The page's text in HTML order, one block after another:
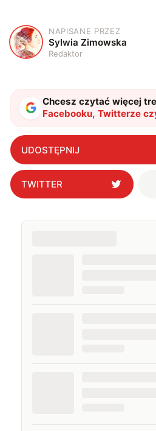
S
NAPISANE PRZEZ
Sylwia Zimowska
Redaktor
Chcesz czytać więcej
Facebooku, Twitterze
zarabiają gigantyczne
UDOSTĘPNIJ
TWITTER